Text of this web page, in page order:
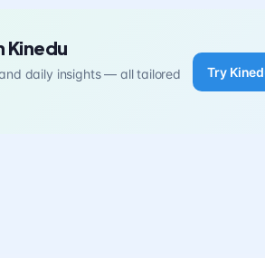
Kinedu
daily insights — all tailored
Try